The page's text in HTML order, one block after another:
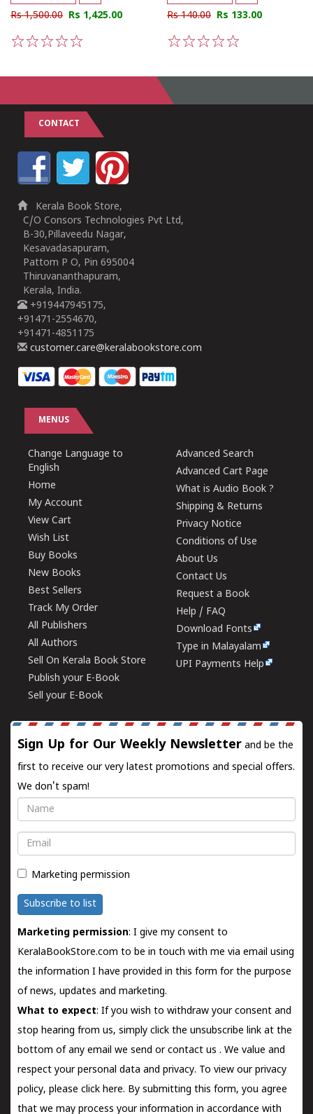
Rs 1,500.00 Rs 1,425.00
Rs 140.00 Rs 133.00
CONTACT
Kerala Book Store,
C/O Consors Technologies Pvt Ltd,
B-30,Pillaveedu Nagar,
Kesavadasapuram,
Pattom P O, Pin 695004
Thiruvananthapuram,
Kerala, India.
+919447945175,
+91471-2554670,
+91471-4851175
customer.care@keralabookstore.com
MENUS
Change Language to
English
Home
My Account
View Cart
Wish List
Buy Books
New Books
Best Sellers
Track My Order
All Publishers
All Authors
Sell On Kerala Book Store
Publish your E-Book
Sell your E-Book
Advanced Search
Advanced Cart Page
What is Audio Book ?
Shipping & Returns
Privacy Notice
Conditions of Use
About Us
Contact Us
Request a Book
Help / FAQ
Download Fonts
Type in Malayalam
UPI Payments Help
Sign Up for Our Weekly Newsletter and be the
first to receive our very latest promotions and special offers.
We don't spam!
Name
Email
Marketing permission
Subscribe to list
Marketing permission: I give my consent to
KeralaBookStore.com to be in touch with me via email using
the information I have provided in this form for the purpose
of news, updates and marketing.
What to expect: If you wish to withdraw your consent and
stop hearing from us, simply click the unsubscribe link at the
bottom of any email we send orcontact us . We value and
respect your personal data and privacy. To view our privacy
policy, please click here. By submitting this form, you agree
that we may process your information in accordance with